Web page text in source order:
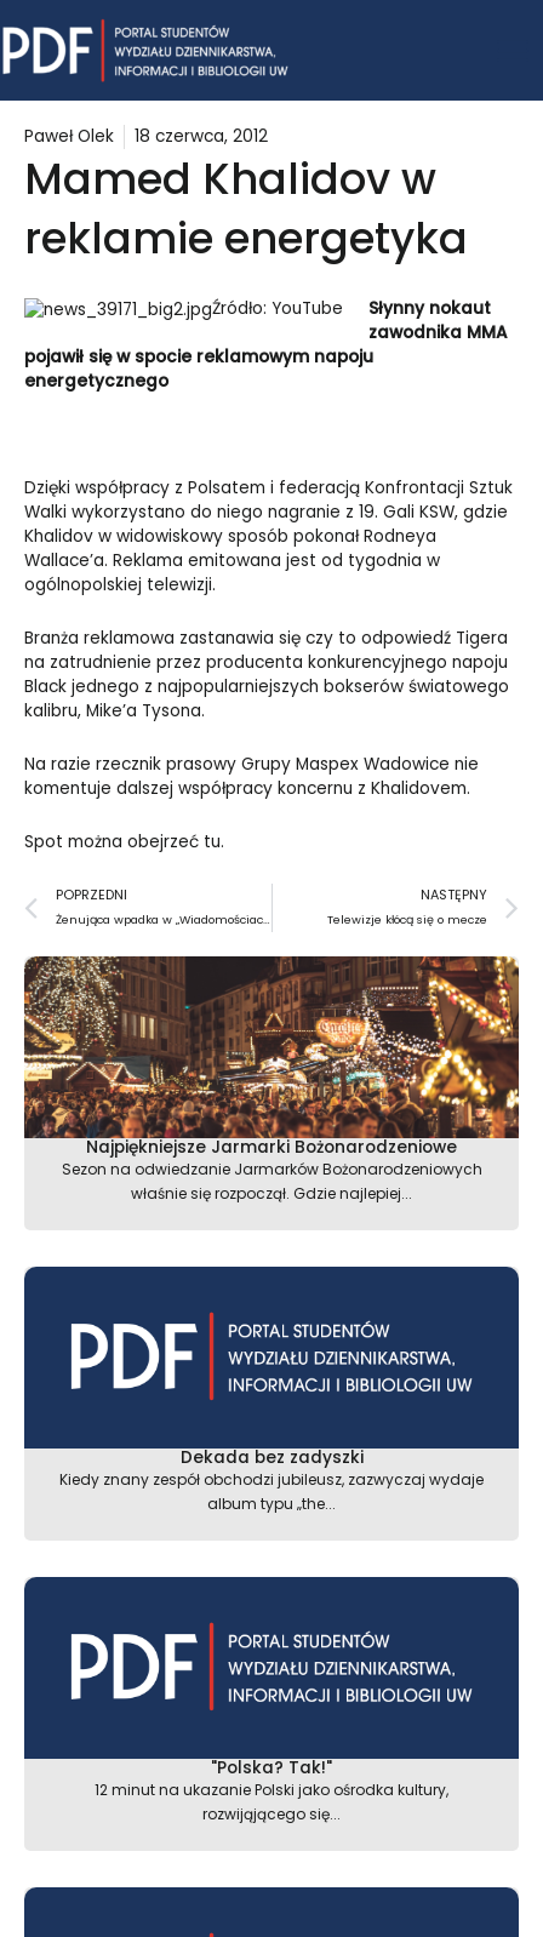
to
content
Paweł Olek 18 czerwca, 2012
Mamed Khalidov w
reklamie energetyka
Źródło: YouTube
Słynny nokaut
zawodnika MMA
pojawił się w spocie reklamowym napoju
energetycznego
Dzięki współpracy z Polsatem i federacją Konfrontacji Sztuk
Walki wykorzystano do niego nagranie z 19. Gali KSW, gdzie
Khalidov w widowiskowy sposób pokonał Rodneya
Wallace’a. Reklama emitowana jest od tygodnia w
ogólnopolskiej telewizji.
Branża reklamowa zastanawia się czy to odpowiedź Tigera
na zatrudnienie przez producenta konkurencyjnego napoju
Black jednego z najpopularniejszych bokserów światowego
kalibru, Mike’a Tysona.
Na razie rzecznik prasowy Grupy Maspex Wadowice nie
komentuje dalszej współpracy koncernu z Khalidovem.
Spot można obejrzeć tu.
Prev
POPRZEDNI
Żenująca wpadka w „Wiadomościach”
NASTĘPNY
Telewizje kłócą się o mecze
Najpiękniejsze Jarmarki Bożonarodzeniowe
Sezon na odwiedzanie Jarmarków Bożonarodzeniowych
właśnie się rozpoczął. Gdzie najlepiej...
Dekada bez zadyszki
Kiedy znany zespół obchodzi jubileusz, zazwyczaj wydaje
album typu „the...
"Polska? Tak!"
12 minut na ukazanie Polski jako ośrodka kultury,
rozwijąjącego się...